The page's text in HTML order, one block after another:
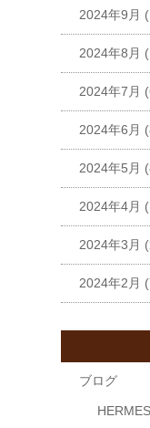
2024年9月
2024年8月
2024年7月
2024年6月
2024年5月
2024年4月
2024年3月
2024年2月
ブログ